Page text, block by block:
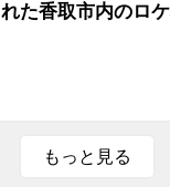
れた香取市内のロ
もっと見る